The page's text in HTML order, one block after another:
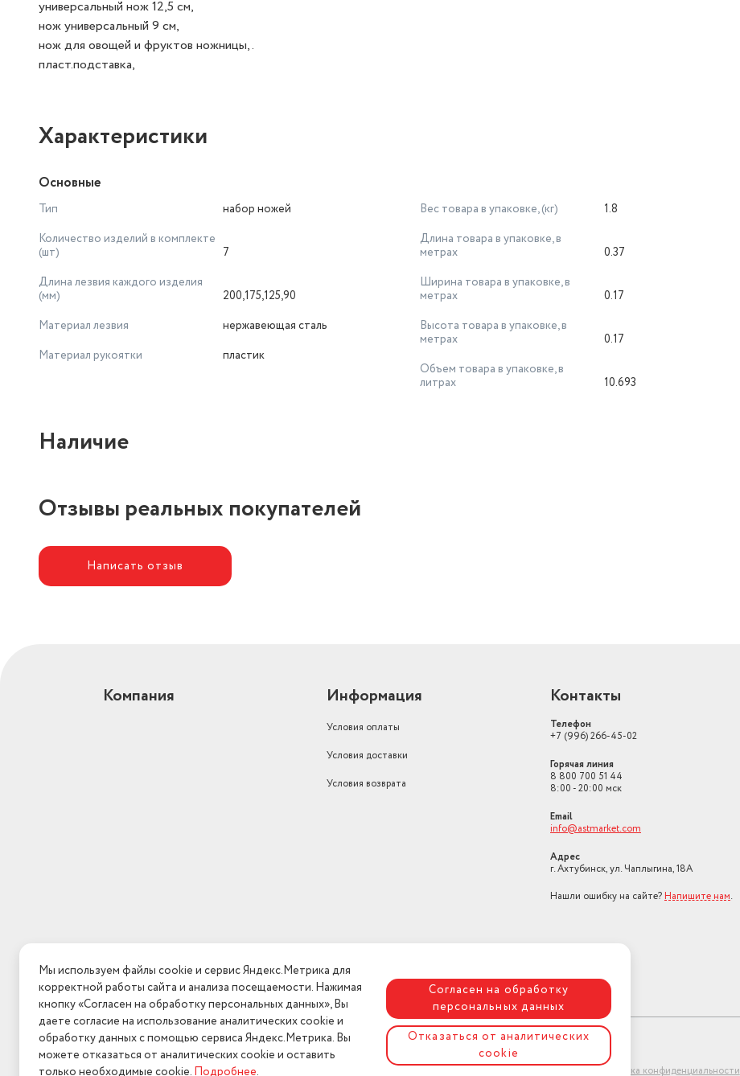
универсальный нож 12,5 см,
нож универсальный 9 см,
нож для овощей и фруктов ножницы,.
пласт.подставка,
Характеристики
Основные
Тип
набор ножей
Количество изделий в комплекте
(шт)
7
Длина лезвия каждого изделия
(мм)
200,175,125,90
Материал лезвия
нержавеющая сталь
Материал рукоятки
пластик
Вес товара в упаковке, (кг)
1.8
Длина товара в упаковке, в
метрах
0.37
Ширина товара в упаковке, в
метрах
0.17
Высота товара в упаковке, в
метрах
0.17
Объем товара в упаковке, в
литрах
10.693
Наличие
Отзывы реальных покупателей
Написать отзыв
Компания Информация
Условия оплаты
Условия доставки
Условия возврата
Контакты
Телефон
+7 (996) 266-45-02
Горячая линия
8 800 700 51 44
8:00 - 20:00 мск
Email
info@astmarket.com
Адрес
г. Ахтубинск, ул. Чаплыгина, 18А
Нашли ошибку на сайте? Напишите нам.
Политика конфиденциальности
Мы используем файлы cookie и сервис Яндекс.Метрика для
корректной работы сайта и анализа посещаемости. Нажимая
кнопку «Согласен на обработку персональных данных», Вы
даете согласие на использование аналитических cookie и
обработку данных с помощью сервиса Яндекс.Метрика. Вы
можете отказаться от аналитических cookie и оставить
только необходимые cookie. Подробнее.
Согласен на обработку
персональных данных
Отказаться от аналитических
cookie